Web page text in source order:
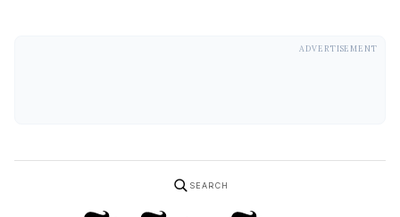
ADVERTISEMENT
SEARCH